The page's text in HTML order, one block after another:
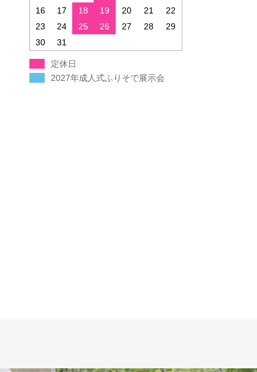
16
17 18 19 20 21
22
23
24 25 26 27 28
29
30
31
定休日
2027年成人式ふりそで展示会